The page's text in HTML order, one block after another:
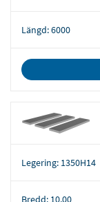
Längd:6000
Legering: 1350H14
Bredd: 10.00